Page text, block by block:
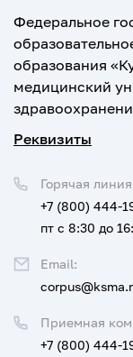
Федеральное
образования
медицинский
Реквизиты
Приемная
+7 (800) 444-
Горячая
+7 (800) 444-
пт с 8:30 до
Email: